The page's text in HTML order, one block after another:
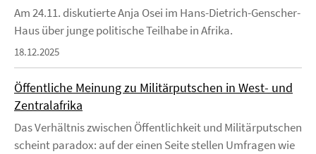
Am 24.11. diskutierte Anja Osei im Hans-Dietrich-Genscher-
Haus über junge politische Teilhabe in Afrika.
18.12.2025
Öffentliche Meinung zu Militärputschen in West- und
Zentralafrika
Das Verhältnis zwischen Öffentlichkeit und Militärputschen
scheint paradox: auf der einen Seite stellen Umfragen wie